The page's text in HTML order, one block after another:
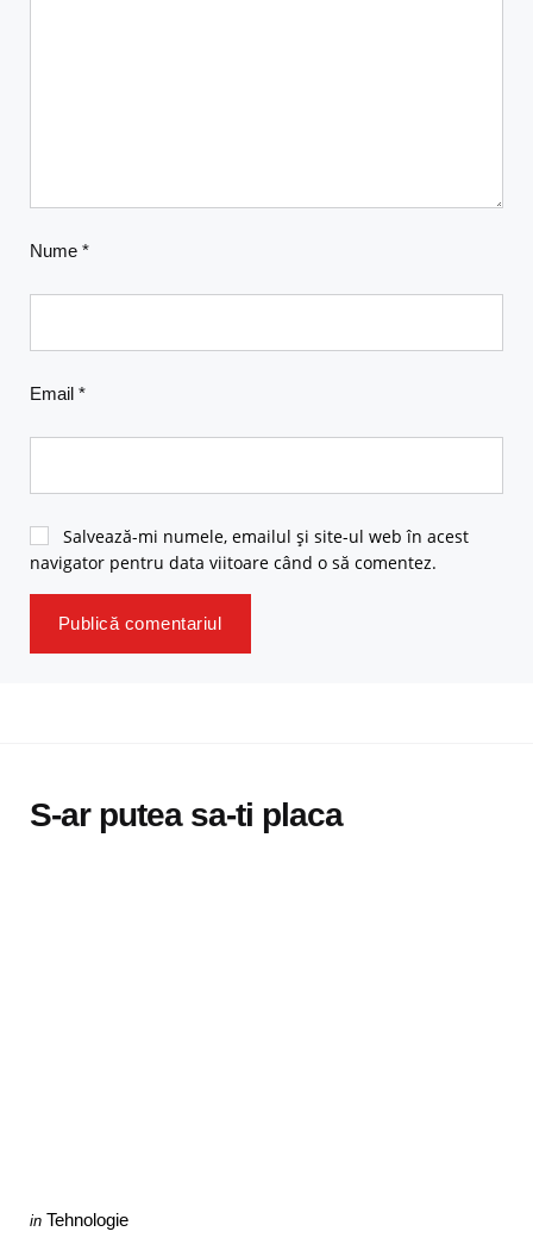
Nume *
Email *
Salvează-mi numele, emailul și site-ul web în acest
navigator pentru data viitoare când o să comentez.
S-ar putea sa-ti placa
Categories
Posted
in Tehnologie